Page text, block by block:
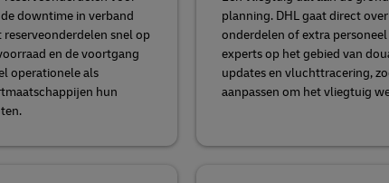
downtime in verband
snel op
en de voortgang
operationele als
hun
planning. DHL gaat direct
onderdelen of extra
experts op het gebied van
updates en vluchttracering,
aanpassen om het vliegtuig